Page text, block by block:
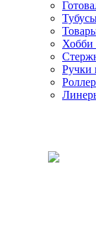
Хобби
Ручки